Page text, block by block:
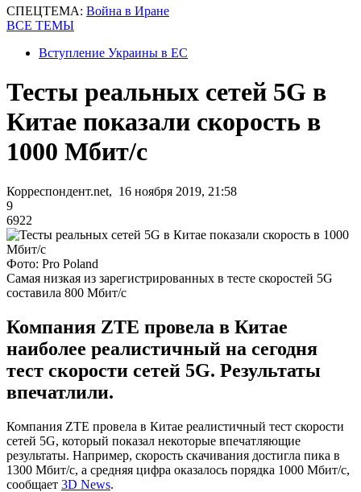
СПЕЦТЕМА: Война в Иране
ВСЕ ТЕМЫ
Вступление Украины в ЕС
Тесты реальных сетей 5G в
Китае показали скорость в
1000 Мбит/с
Корреспондент.net, 16 ноября 2019, 21:58
9
6922
Фото: Pro Poland
Самая низкая из зарегистрированных в тесте скоростей 5G
составила 800 Мбит/с
Компания ZTE провела в Китае
наиболее реалистичный на сегодня
тест скорости сетей 5G. Результаты
впечатлили.
Компания ZTE провела в Китае реалистичный тест скорости
сетей 5G, который показал некоторые впечатляющие
результаты. Например, скорость скачивания достигла пика в
1300 Мбит/с, а средняя цифра оказалось порядка 1000 Мбит/с,
сообщает 3D News.